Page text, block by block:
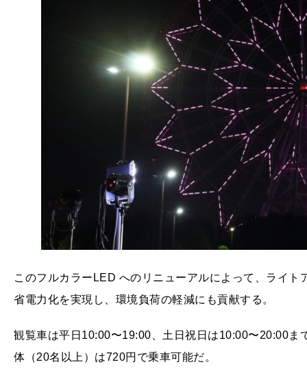
このフルカラーLED へのリニューアルによって、ライ
省電力化を実現し、環境負荷の軽減にも貢献する。
観覧車は平日10:00〜19:00、土日祝日は10:00〜20:00ま
体（20名以上）は720円で乗車可能だ。